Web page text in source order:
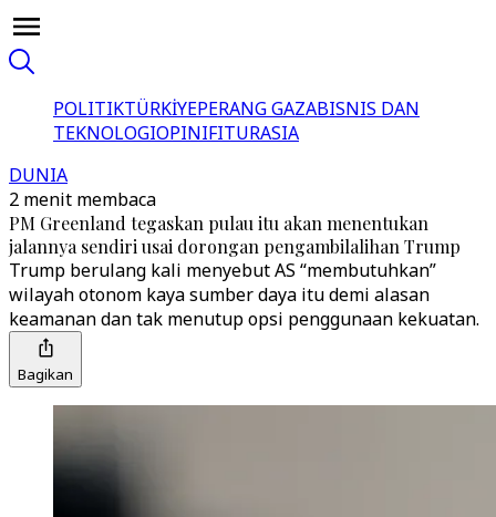
POLITIKTÜRKİYEPERANG GAZABISNIS DAN
TEKNOLOGIOPINIFITURASIA
DUNIA
2 menit membaca
PM Greenland tegaskan pulau itu akan menentukan
jalannya sendiri usai dorongan pengambilalihan Trump
Trump berulang kali menyebut AS “membutuhkan”
wilayah otonom kaya sumber daya itu demi alasan
keamanan dan tak menutup opsi penggunaan kekuatan.
Bagikan